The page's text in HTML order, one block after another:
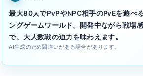
最大80人でPvPやNPC相手のPvEを遊べ
ングゲームワールド。開発中ながら戦場
で、大人数戦の迫力を味わえます。
AI生成のため間違いがある場合があります。